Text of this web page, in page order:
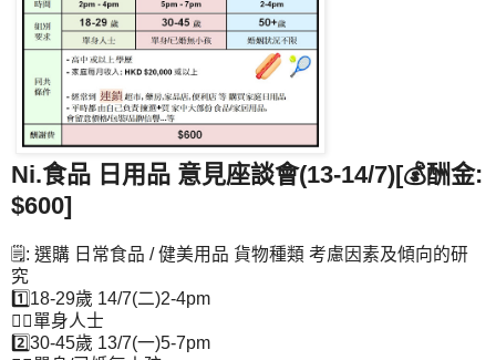
Ni.食品 日用品 意見座談會(13-14/7)[💰酬金:
$600]
🗒️: 選購 日常食品 / 健美用品 貨物種類 考慮因素及傾向的研
究
1️⃣18-29歲 14/7(二)2-4pm
👉🏻單身人士
2️⃣30-45歲 13/7(一)5-7pm